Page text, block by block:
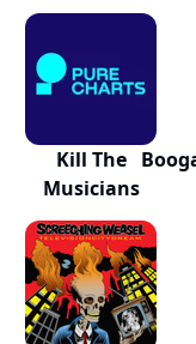
Kill The
Musicians